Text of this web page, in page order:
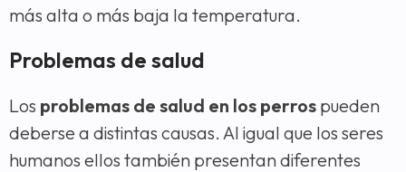
más alta o más baja la temperatura.
Problemas de salud
Los problemas de salud en los perros pueden
deberse a distintas causas. Al igual que los seres
humanos ellos también presentan diferentes